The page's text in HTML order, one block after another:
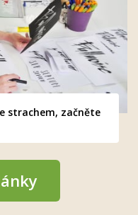
strachem, začněte